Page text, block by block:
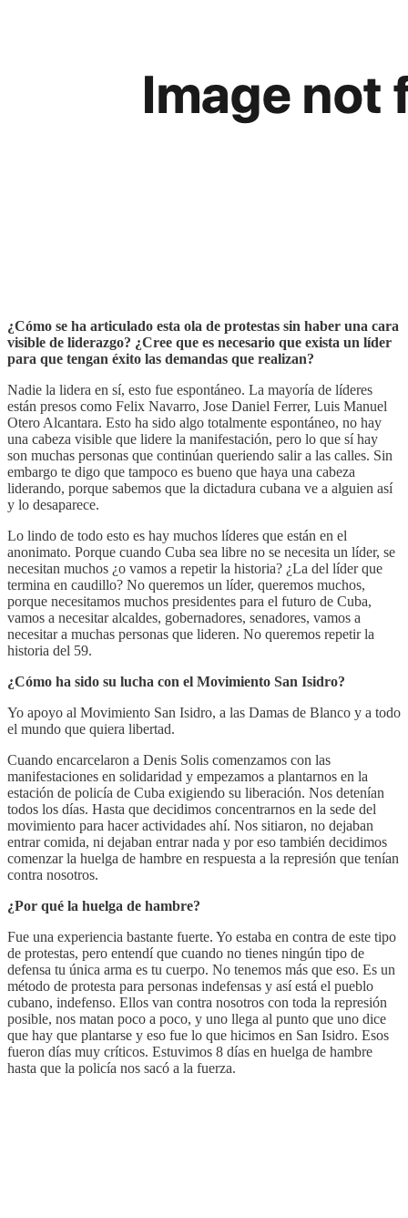
¿Cómo se ha articulado esta ola de protestas sin haber una cara
visible de liderazgo? ¿Cree que es necesario que exista un líder
para que tengan éxito las demandas que realizan?
Nadie la lidera en sí, esto fue espontáneo. La mayoría de líderes
están presos como Felix Navarro, Jose Daniel Ferrer, Luis Manuel
Otero Alcantara. Esto ha sido algo totalmente espontáneo, no hay
una cabeza visible que lidere la manifestación, pero lo que sí hay
son muchas personas que continúan queriendo salir a las calles. Sin
embargo te digo que tampoco es bueno que haya una cabeza
liderando, porque sabemos que la dictadura cubana ve a alguien así
y lo desaparece.
Lo lindo de todo esto es hay muchos líderes que están en el
anonimato. Porque cuando Cuba sea libre no se necesita un líder, se
necesitan muchos ¿o vamos a repetir la historia? ¿La del líder que
termina en caudillo? No queremos un líder, queremos muchos,
porque necesitamos muchos presidentes para el futuro de Cuba,
vamos a necesitar alcaldes, gobernadores, senadores, vamos a
necesitar a muchas personas que lideren. No queremos repetir la
historia del 59.
¿Cómo ha sido su lucha con el Movimiento San Isidro?
Yo apoyo al Movimiento San Isidro, a las Damas de Blanco y a todo
el mundo que quiera libertad.
Cuando encarcelaron a Denis Solis comenzamos con las
manifestaciones en solidaridad y empezamos a plantarnos en la
estación de policía de Cuba exigiendo su liberación. Nos detenían
todos los días. Hasta que decidimos concentrarnos en la sede del
movimiento para hacer actividades ahí. Nos sitiaron, no dejaban
entrar comida, ni dejaban entrar nada y por eso también decidimos
comenzar la huelga de hambre en respuesta a la represión que tenían
contra nosotros.
¿Por qué la huelga de hambre?
Fue una experiencia bastante fuerte. Yo estaba en contra de este tipo
de protestas, pero entendí que cuando no tienes ningún tipo de
defensa tu única arma es tu cuerpo. No tenemos más que eso. Es un
método de protesta para personas indefensas y así está el pueblo
cubano, indefenso. Ellos van contra nosotros con toda la represión
posible, nos matan poco a poco, y uno llega al punto que uno dice
que hay que plantarse y eso fue lo que hicimos en San Isidro. Esos
fueron días muy críticos. Estuvimos 8 días en huelga de hambre
hasta que la policía nos sacó a la fuerza.